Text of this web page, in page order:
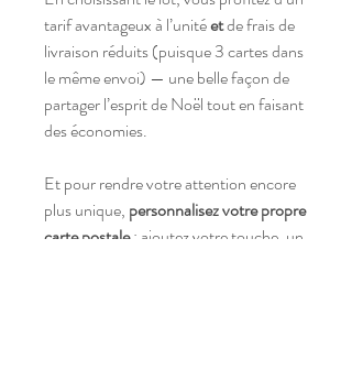
tarif avantageux à l’unitéetde frais de
livraison réduits (puisque 3 cartes dans
le même envoi) — une belle façon de
partager l’esprit de Noël tout en faisant
des économies.
Et pour rendre votre attention encore
plus unique, personnalisez votre propre
carte postale: ajoutez votre touche, un